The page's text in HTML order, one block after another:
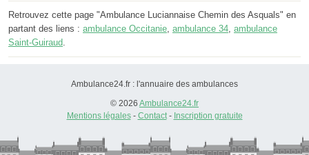
Retrouvez cette page "Ambulance Luciannaise Chemin des Asquals" en
partant des liens : ambulance Occitanie ambulance 34 ambulance
Saint-Guiraud
Ambulance24.fr : l'annuaire des ambulances
© 2026 Ambulance24.fr
Mentions légales- Contact- Inscription gratuite